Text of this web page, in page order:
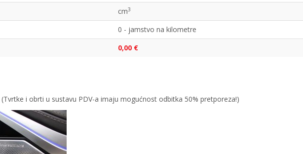
cm3
0 - jamstvo na kilometre
0,00 €
i obrti u sustavu PDV-a imaju mogućnost odbitka 50% pretporeza!)